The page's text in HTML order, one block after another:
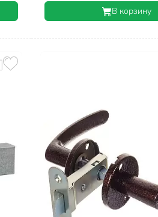
В корзину